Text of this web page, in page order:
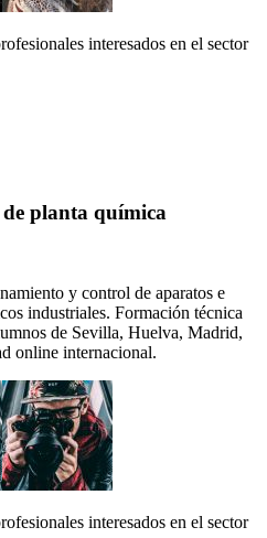
interesados en el sector
planta química
y control de aparatos e
industriales. Formación técnica
de Sevilla, Huelva, Madrid,
online internacional.
interesados en el sector